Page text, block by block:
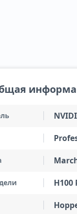
H100